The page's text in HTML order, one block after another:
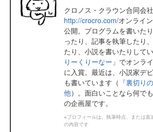
クロノス・クラウン合同会
http://crocro.com/オンライ
公開。プログラムを書いた
ったり、記事を執筆したり
たり、小説を書いたりして
りーくりーなー 」でオンラ
に入賞。最近は、小説家デ
も書いています（ 『裏切り
他）。面白いことなら何で
の企画屋です。
※プロフィールは、執筆時点、または直
の内容です